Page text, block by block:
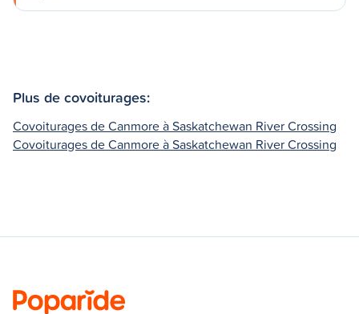
Plus de covoiturages:
Covoiturages de Canmore à Saskatchewan River Crossing
Covoiturages de Canmore à Saskatchewan River Crossing